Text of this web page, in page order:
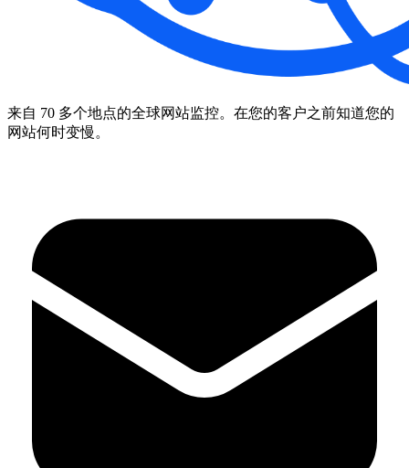
来自 70 多个地点的全球网站监控。在您的客户之前知道您的
网站何时变慢。